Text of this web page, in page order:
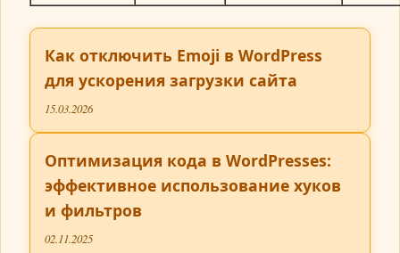
Как отключить Emoji в WordPress
для ускорения загрузки сайта
15.03.2026
Оптимизация кода в WordPresses:
эффективное использование хуков
и фильтров
02.11.2025